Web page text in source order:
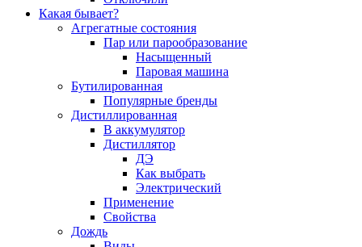
Какая бывает?
Агрегатные состояния
Пар или парообразование
Насыщенный
Паровая машина
Бутилированная
Популярные бренды
Дистиллированная
В аккумулятор
Дистиллятор
ДЭ
Как выбрать
Электрический
Применение
Свойства
Дождь